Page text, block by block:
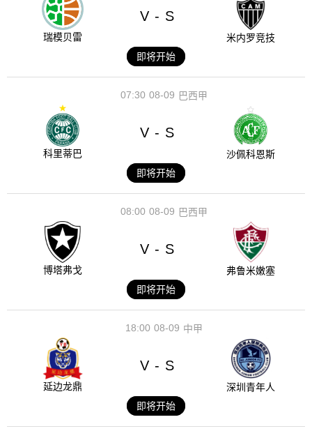
瑞模贝雷
V - S
米内罗竞技
即将开始
08-09
07:30 巴西甲
科里蒂巴
V - S
沙佩科恩斯
即将开始
08-09
08:00 巴西甲
博塔弗戈
V - S
弗鲁米嫩塞
即将开始
08-09
18:00 中甲
延边龙鼎
V - S
深圳青年人
即将开始